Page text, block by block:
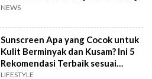
NEWS
Sunscreen Apa yang Cocok untuk
Kulit Berminyak dan Kusam? Ini 5
Rekomendasi Terbaik sesuai
Review
LIFESTYLE